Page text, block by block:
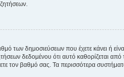
δημοσιεύσεων που έχετε κάνει ή
δεδομένου ότι αυτό καθορίζεται
τον βαθμό σας. Τα περισσότερα